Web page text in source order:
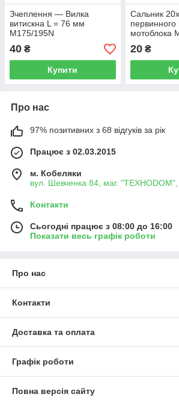
Зчеплення — Вилка
витискна L = 76 мм
M175/195N
40 ₴
Купити
Сальник
первинного
мотоблока
20₴
Про нас
97% позитивних з 68 відгуків за рік
Працює з 02.03.2015
м. Кобеляки
вул. Шевченка 84, маг. "ТЕХНОDOM",
Контакти
Сьогодні працює з 08:00 до 16:00
Показати весь графік роботи
Про нас
Контакти
Доставка та оплата
Графік роботи
Повна версія сайту